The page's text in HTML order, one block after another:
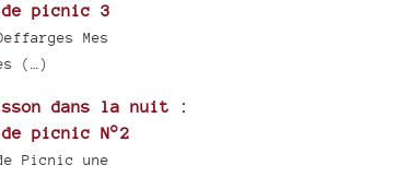
picnic 3
Mes
(…)
dans la nuit :
picnic N°2
Picnic une